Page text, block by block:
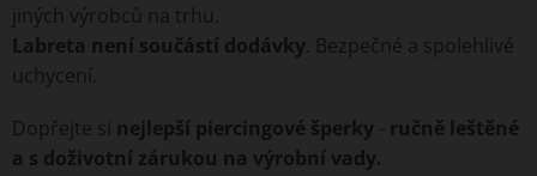
jiných výrobců na trhu.
Labreta není součástí dodávky . Bezpečné a spolehlivé
uchycení.
Dopřejte si nejlepší piercingové šperky - ručně leštěné
a s doživotní zárukou na výrobní vady.